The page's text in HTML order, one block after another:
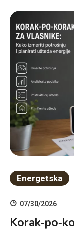
Energetska
07/30/2026